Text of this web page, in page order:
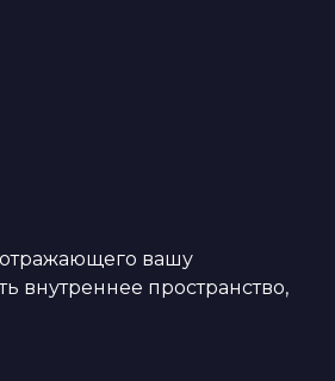
вашу
внутреннее пространство,